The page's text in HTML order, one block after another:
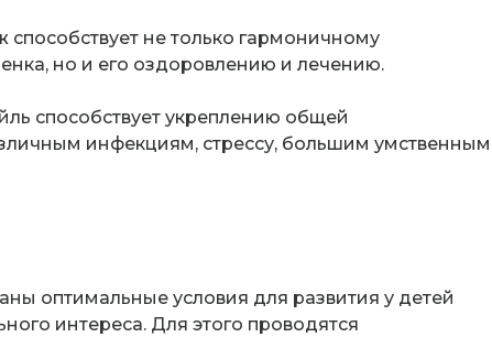
способствует не только гармоничному
но и его оздоровлению и лечению.
способствует укреплению общей
инфекциям, стрессу, большим умственным
оптимальные условия для развития у детей
интереса. Для этого проводятся